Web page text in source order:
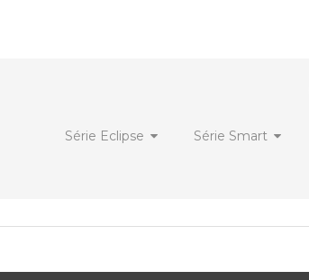
Série Eclipse Série Smart